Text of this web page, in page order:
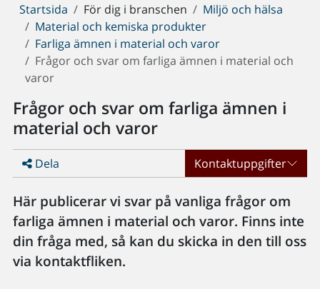
Du
är
här:
Startsida För dig i branschen
Miljö och hälsa
Material och kemiska produkter
Farliga ämnen i material och varor
Frågor och svar om farliga ämnen i material och
varor
Frågor och svar om farliga ämnen i
material och varor
Dela Kontaktuppgifter
Här publicerar vi svar på vanliga frågor om
farliga ämnen i material och varor. Finns inte
din fråga med, så kan du skicka in den till oss
via kontaktfliken.